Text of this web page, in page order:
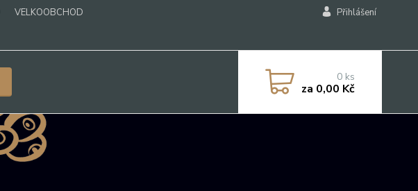
VELKOOBCHOD
Přihlášení
0 ks
za 0,00 Kč